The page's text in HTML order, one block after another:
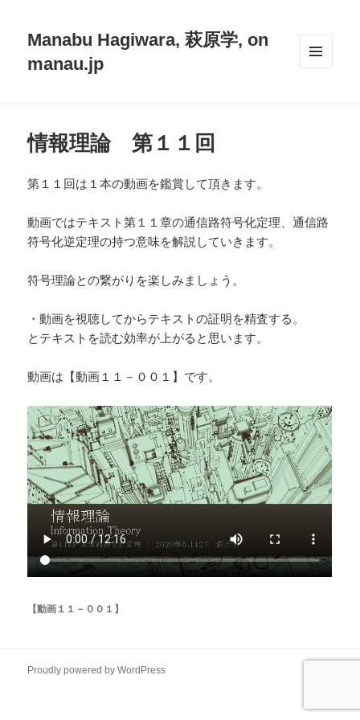
Manabu Hagiwara, 萩原学, on
manau.jp
情報理論 第１１回
第１１回は１本の動画を鑑賞して頂きます。
動画ではテキスト第１１章の通信路符号化定理、通信路
符号化逆定理の持つ意味を解説していきます。
符号理論との繋がりを楽しみましょう。
・動画を視聴してからテキストの証明を精査する。
とテキストを読む効率が上がると思います。
動画は【動画１１－００１】です。
【動画１１－００１】
Proudly powered by WordPress